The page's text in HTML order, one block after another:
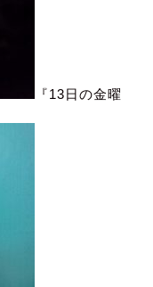
『13日の金曜